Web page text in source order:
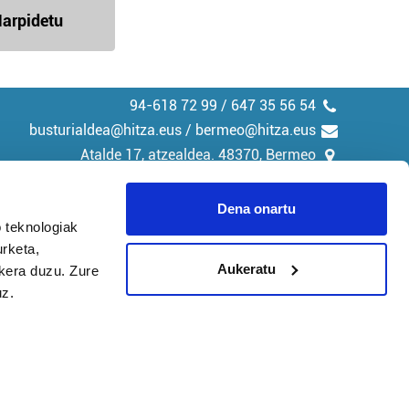
duzu. Zure
Dena onartu
Aukeratu
94-618 72 99 / 647 35 56 54
busturialdea@hitza.eus / bermeo@hitza.eus
Atalde 17, atzealdea. 48370, Bermeo
Cookieak